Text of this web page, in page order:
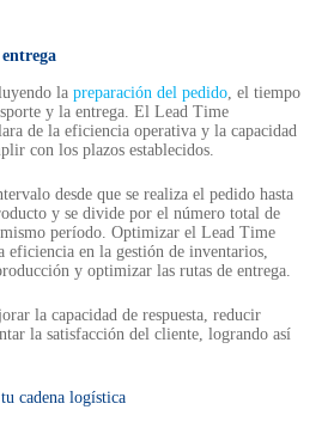
la preparación del pedido, el tiempo
y la entrega. El Lead Time
de la eficiencia operativa y la capacidad
con los plazos establecidos.
desde que se realiza el pedido hasta
y se divide por el número total de
mismo período. Optimizar el Lead Time
en la gestión de inventarios,
y optimizar las rutas de entrega.
la capacidad de respuesta, reducir
la satisfacción del cliente, logrando así
cadena logística